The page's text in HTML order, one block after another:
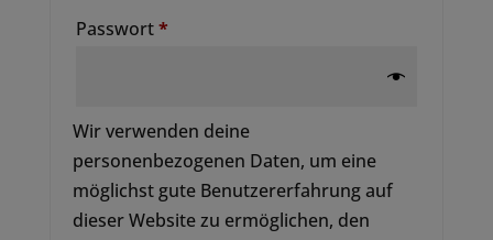
Passwort*Erforderlich
Wir verwenden deine
personenbezogenen Daten, um eine
möglichst gute Benutzererfahrung auf
dieser Website zu ermöglichen, den